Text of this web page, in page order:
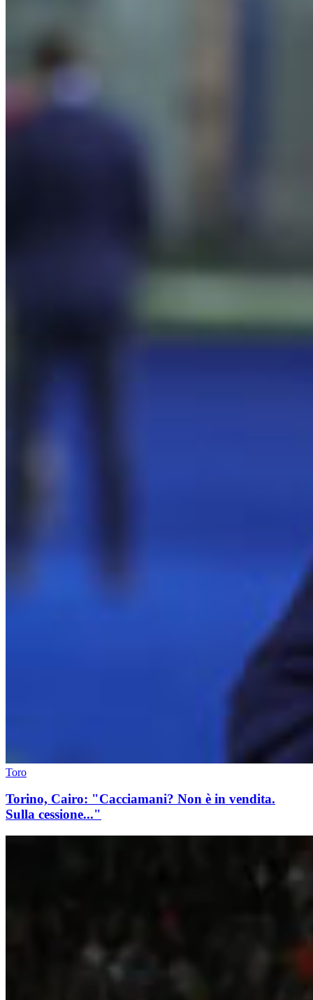
Toro
Torino, Cairo: "Cacciamani? Non è in vendita.
Sulla cessione..."